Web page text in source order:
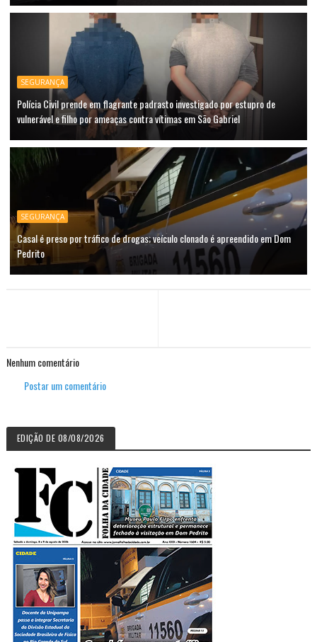
SEGURANÇA
Polícia Civil prende em flagrante padrasto investigado por estupro de
vulnerável e filho por ameaças contra vítimas em São Gabriel
SEGURANÇA
Casal é preso por tráfico de drogas; veículo clonado é apreendido em Dom
Pedrito
Nenhum comentário
Postar um comentário
EDIÇÃO DE 08/08/2026